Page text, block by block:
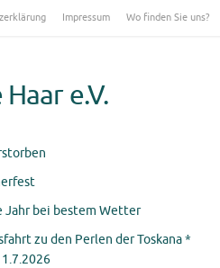
Impressum Wo finden Sie uns?
e.V.
Jahr bei bestem Wetter
zu den Perlen der Toskana *